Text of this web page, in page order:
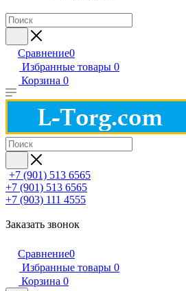
Сравнение0
Избранные товары 0
Корзина 0
+7 (901) 513 6565
+7 (901) 513 6565
+7 (903) 111 4555
Заказать звонок
Сравнение0
Избранные товары 0
Корзина 0